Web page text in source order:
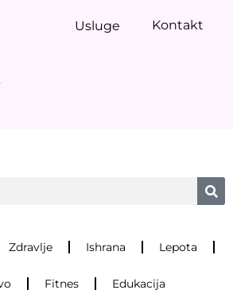
Usluge Kontakt
Zdravlje Ishrana Lepota
Fitnes Edukacija